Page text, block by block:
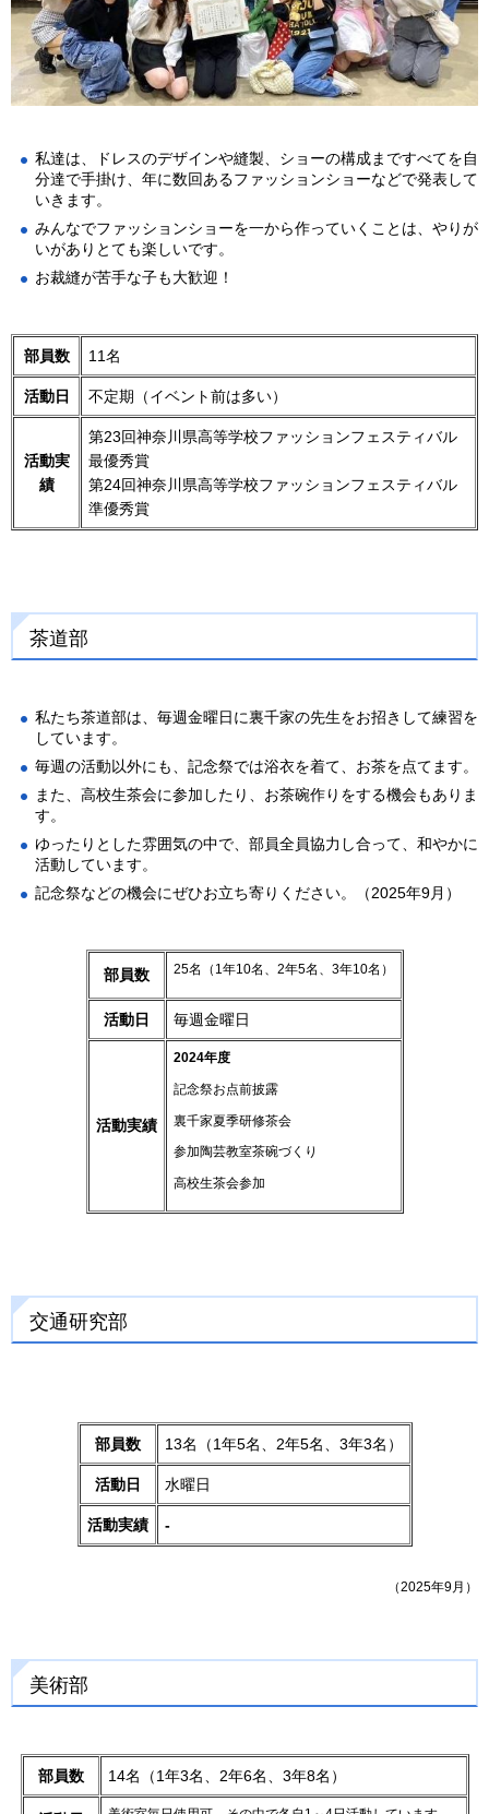
私達は、ドレスのデザインや縫製、ショーの構成まですべてを自
分達で手掛け、年に数回あるファッションショーなどで発表して
いきます。
みんなでファッションショーを一から作っていくことは、やりが
いがありとても楽しいです。
お裁縫が苦手な子も大歓迎！
部員数 11名
活動日 不定期（イベント前は多い）
活動実
績
第23回神奈川県高等学校ファッションフェスティバル
最優秀賞
第24回神奈川県高等学校ファッションフェスティバル
準優秀賞
茶道部
私たち茶道部は、毎週金曜日に裏千家の先生をお招きして練習を
しています。
毎週の活動以外にも、記念祭では浴衣を着て、お茶を点てます。
また、高校生茶会に参加したり、お茶碗作りをする機会もありま
す。
ゆったりとした雰囲気の中で、部員全員協力し合って、和やかに
活動しています。
記念祭などの機会にぜひお立ち寄りください。（2025年9月）
部員数 25名（1年10名、2年5名、3年10名）
活動日 毎週金曜日
活動実績
2024年度
記念祭お点前披露
裏千家夏季研修茶会
参加陶芸教室茶碗づくり
高校生茶会参加
交通研究部
部員数 13名（1年5名、2年5名、3年3名）
活動日 水曜日
活動実績 -
（2025年9月）
美術部
部員数 14名（1年3名、2年6名、3年8名）